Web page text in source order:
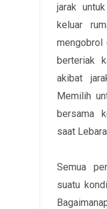
jarak
keluar
mengobrol
berteriak
akibat
Memilih
bersama
saat
Semua
suatu